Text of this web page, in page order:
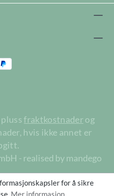
plussfraktkostnaderog
hvis ikke annet er
- realised by mandego
for å sikre
Mer informasjon...